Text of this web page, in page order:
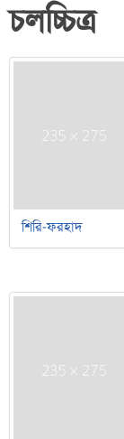
চলচ্চিত্র
শিরি-ফরহাদ